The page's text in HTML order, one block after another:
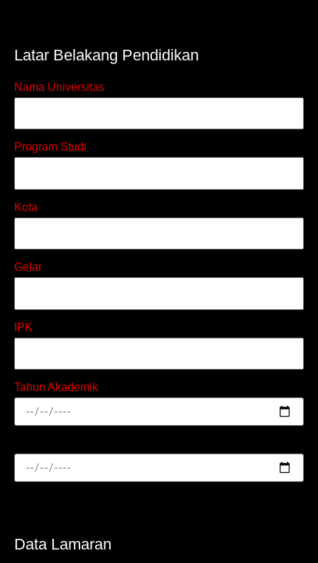
Latar Belakang Pendidikan
Nama Universitas
Program Studi
Kota
Gelar
IPK
Tahun Akademik
Data Lamaran